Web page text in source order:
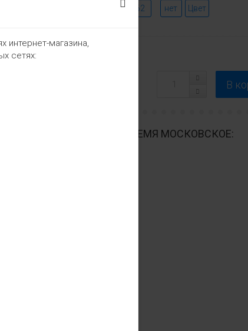
62 нет Цвет
9:00-22:00, ЕЖЕДНЕВНО ВРЕМЯ МОСКОВСКОЕ:
интернет-магазина,
сетях: